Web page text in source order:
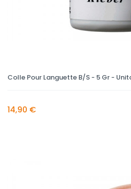
Colle Pour Languette B/S - 5 Gr -
14,90 €